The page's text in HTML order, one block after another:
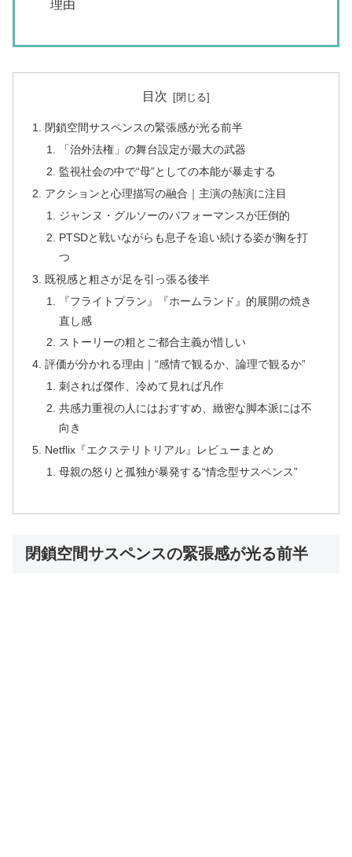
理由
目次
閉鎖空間サスペンスの緊張感が光る前半
「治外法権」の舞台設定が最大の武器
監視社会の中で“母”としての本能が暴走する
アクションと心理描写の融合｜主演の熱演に注目
ジャンヌ・グルソーのパフォーマンスが圧倒的
PTSDと戦いながらも息子を追い続ける姿が胸を打
つ
既視感と粗さが足を引っ張る後半
『フライトプラン』『ホームランド』的展開の焼き
直し感
ストーリーの粗とご都合主義が惜しい
評価が分かれる理由｜“感情で観るか、論理で観るか”
刺されば傑作、冷めて見れば凡作
共感力重視の人にはおすすめ、緻密な脚本派には不
向き
Netflix『エクステリトリアル』レビューまとめ
母親の怒りと孤独が暴発する“情念型サスペンス”
閉鎖空間サスペンスの緊張感が光る前半